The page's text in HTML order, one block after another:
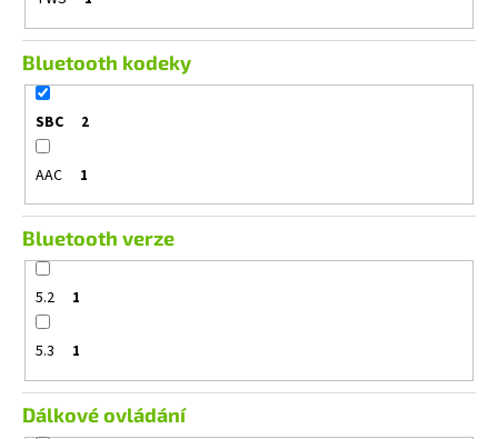
Bluetooth kodeky
SBC 2
AAC 1
Bluetooth verze
5.2 1
5.3 1
Dálkové ovládání